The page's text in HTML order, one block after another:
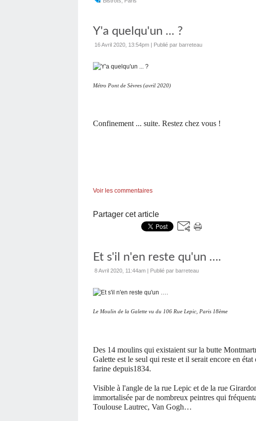
Y'a quelqu'un ... ?
16 Avril 2020, 13:54pm | Publié par barreteau
Métro Pont de Sèvres (avril 2020)
Confinement ... suite. Restez chez vous !
Voir les commentaires
Partager cet article
Et s'il n'en reste qu'un ….
8 Avril 2020, 11:44am | Publié par barreteau
Le Moulin de la Galette vu du 106 Rue Lepic, Paris 18ème
Des 14 moulins qui existaient sur la butte
Galette est le seul qui reste et il serait encore en
farine depuis1834.
Visible à l'angle de la rue Lepic et de la rue
immortalisée par de nombreux peintres qui
Toulouse Lautrec, Van Gogh…